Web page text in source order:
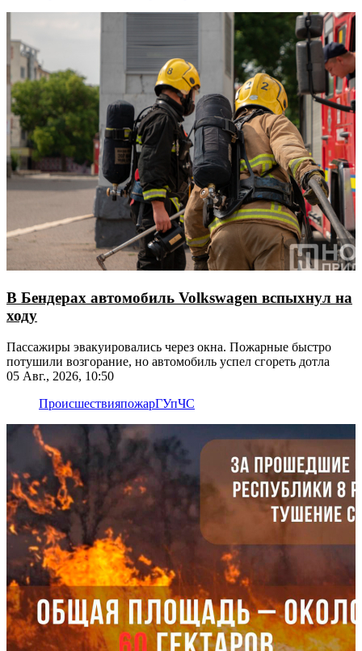
В Бендерах автомобиль Volkswagen вспыхнул на
ходу
Пассажиры эвакуировались через окна. Пожарные быстро
потушили возгорание, но автомобиль успел сгореть дотла
05 Авг., 2026, 10:50
ПроисшествияпожарГУпЧС